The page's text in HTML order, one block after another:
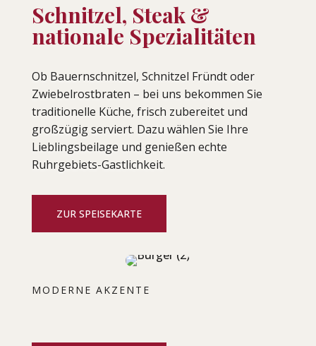
Schnitzel, Steak &
nationale Spezialitäten
Ob Bauernschnitzel, Schnitzel Fründt oder
Zwiebelrostbraten – bei uns bekommen Sie
traditionelle Küche, frisch zubereitet und
großzügig serviert. Dazu wählen Sie Ihre
Lieblingsbeilage und genießen echte
Ruhrgebiets-Gastlichkeit.
ZUR SPEISEKARTE
MODERNE AKZENTE